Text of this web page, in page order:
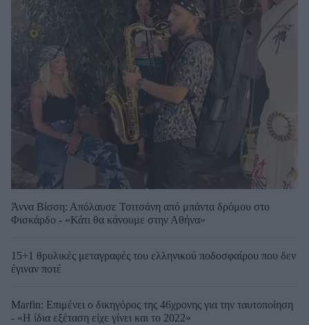
Άννα Βίσση: Απόλαυσε Τσιτσάνη από μπάντα δρόμου στο
Φισκάρδο - «Κάτι θα κάνουμε στην Αθήνα»
15+1 θρυλικές μεταγραφές του ελληνικού ποδοσφαίρου που δεν
έγιναν ποτέ
Marfin: Επιμένει ο δικηγόρος της 46χρονης για την ταυτοποίηση
- «Η ίδια εξέταση είχε γίνει και το 2022»